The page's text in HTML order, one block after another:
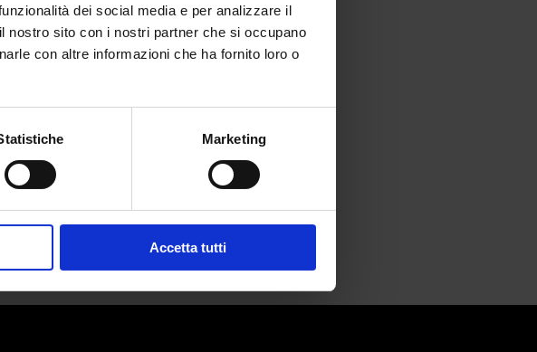
dei social media e per analizzare il
nostro sito con i nostri partner che si occupano
con altre informazioni che ha fornito loro o
Marketing
Accetta tutti
Saudita